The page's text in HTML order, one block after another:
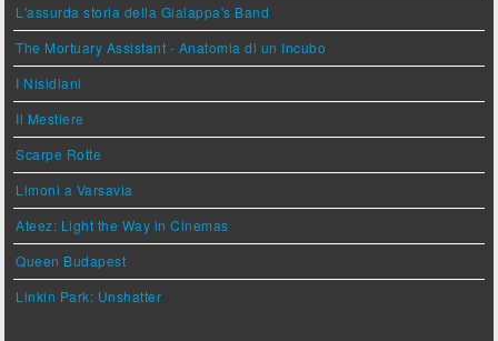
L'assurda storia della Gialappa's Band
The Mortuary Assistant - Anatomia di un Incubo
I Nisidiani
Il Mestiere
Scarpe Rotte
Limoni a Varsavia
Ateez: Light the Way in Cinemas
Queen Budapest
Linkin Park: Unshatter